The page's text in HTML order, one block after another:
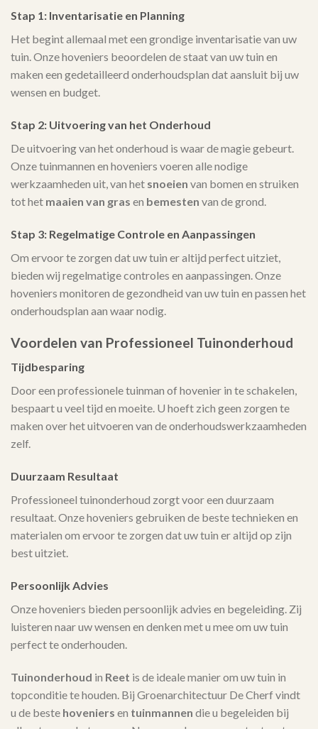
Stap 1: Inventarisatie en Planning
Het begint allemaal met een grondige inventarisatie van uw
tuin. Onze hoveniers beoordelen de staat van uw tuin en
maken een gedetailleerd onderhoudsplan dat aansluit bij uw
wensen en budget.
Stap 2: Uitvoering van het Onderhoud
De uitvoering van het onderhoud is waar de magie gebeurt.
Onze tuinmannen en hoveniers voeren alle nodige
werkzaamheden uit, van het snoeien van bomen en struiken
tot het maaien van gras en bemesten van de grond.
Stap 3: Regelmatige Controle en Aanpassingen
Om ervoor te zorgen dat uw tuin er altijd perfect uitziet,
bieden wij regelmatige controles en aanpassingen. Onze
hoveniers monitoren de gezondheid van uw tuin en passen het
onderhoudsplan aan waar nodig.
Voordelen van Professioneel Tuinonderhoud
Tijdbesparing
Door een professionele tuinman of hovenier in te schakelen,
bespaart u veel tijd en moeite. U hoeft zich geen zorgen te
maken over het uitvoeren van de onderhoudswerkzaamheden
zelf.
Duurzaam Resultaat
Professioneel tuinonderhoud zorgt voor een duurzaam
resultaat. Onze hoveniers gebruiken de beste technieken en
materialen om ervoor te zorgen dat uw tuin er altijd op zijn
best uitziet.
Persoonlijk Advies
Onze hoveniers bieden persoonlijk advies en begeleiding. Zij
luisteren naar uw wensen en denken met u mee om uw tuin
perfect te onderhouden.
Tuinonderhoud in Reet is de ideale manier om uw tuin in
topconditie te houden. Bij Groenarchitectuur De Cherf vindt
u de beste hoveniers en tuinmannen die u begeleiden bij